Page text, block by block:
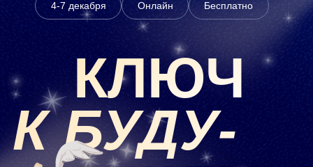
ЩЕМУ
К БУДУ-
КЛЮЧ
Конференция о том, как выделиться
в эпоху возможностей для тех, кто
не боится действовать